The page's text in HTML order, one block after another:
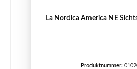
La Nordica America NE
Produktnummer: